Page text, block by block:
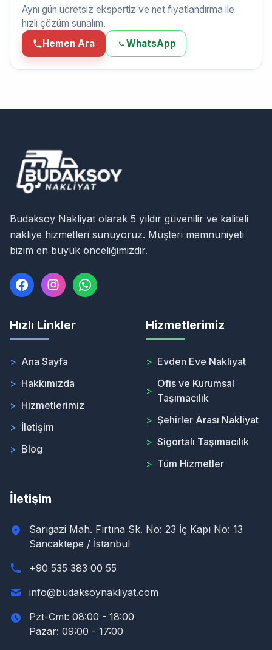
Aynı gün ücretsiz ekspertiz ve net fiyatlandırma ile
hızlı çözüm sunalım.
Hemen Ara
WhatsApp
Budaksoy Nakliyat olarak 5 yıldır güvenilir ve kaliteli
nakliye hizmetleri sunuyoruz. Müşteri memnuniyeti
bizim en büyük önceliğimizdir.
Hızlı Linkler
> Ana Sayfa
> Hakkımızda
> Hizmetlerimiz
> İletişim
> Blog
Hizmetlerimiz
> Evden Eve Nakliyat
>
Ofis ve Kurumsal
Taşımacılık
> Şehirler Arası Nakliyat
> Sigortalı Taşımacılık
> Tüm Hizmetler
İletişim
Sarıgazi Mah. Fırtına Sk. No: 23 İç Kapı No: 13
Sancaktepe / İstanbul
+90 535 383 00 55
info@budaksoynakliyat.com
Pzt-Cmt: 08:00 - 18:00
Pazar: 09:00 - 17:00